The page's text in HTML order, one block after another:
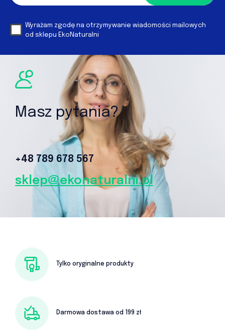
Wyrażam zgodę na otrzymywanie wiadomości mailowych
od sklepu EkoNaturalni
Masz pytania?
+48 789 678 567‬
sklep@ekonaturalni.pl
Tylko oryginalne produkty
Darmowa dostawa od 199 zł